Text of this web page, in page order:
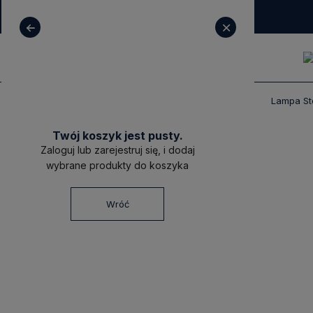
sklep@decoratore.pl
Twój koszyk jest pusty.
Zaloguj lub zarejestruj się, i dodaj
wybrane produkty do koszyka
Wróć
Lampa